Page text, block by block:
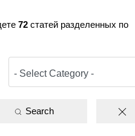
72 статей разделенных по
Search